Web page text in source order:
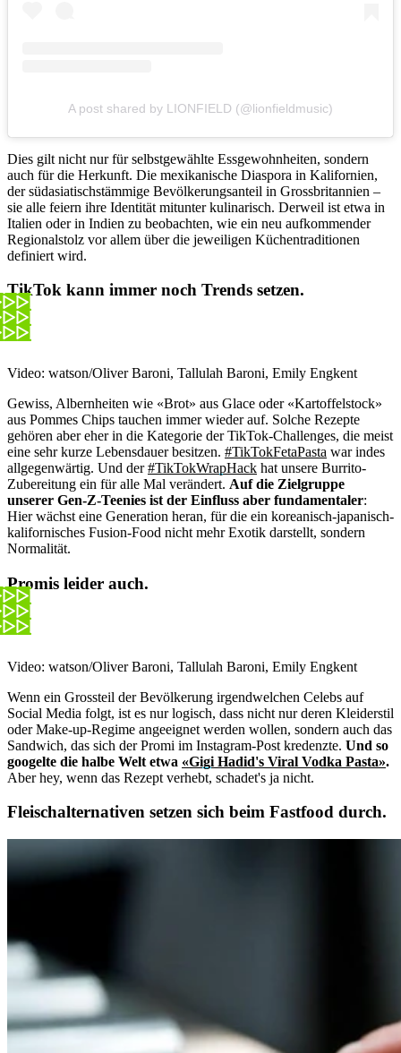
A post shared by LIONFIELD (@lionfieldmusic)
Dies gilt nicht nur für selbstgewählte Essgewohnheiten, sondern
auch für die Herkunft. Die mexikanische Diaspora in Kalifornien,
der südasiatischstämmige Bevölkerungsanteil in Grossbritannien –
sie alle feiern ihre Identität mitunter kulinarisch. Derweil ist etwa in
Italien oder in Indien zu beobachten, wie ein neu aufkommender
Regionalstolz vor allem über die jeweiligen Küchentraditionen
definiert wird.
TikTok kann immer noch Trends setzen.
Video: watson/Oliver Baroni, Tallulah Baroni, Emily Engkent
Gewiss, Albernheiten wie «Brot» aus Glace oder «Kartoffelstock»
aus Pommes Chips tauchen immer wieder auf. Solche Rezepte
gehören aber eher in die Kategorie der TikTok-Challenges, die meist
eine sehr kurze Lebensdauer besitzen. #TikTokFetaPasta war indes
allgegenwärtig. Und der#TikTokWrapHack hat unsere Burrito-
Zubereitung ein für alle Mal verändert. Auf die Zielgruppe
unserer Gen-Z-Teenies ist der Einfluss aber fundamentaler:
Hier wächst eine Generation heran, für die ein koreanisch-japanisch-
kalifornisches Fusion-Food nicht mehr Exotik darstellt, sondern
Normalität.
Promis leider auch.
Video: watson/Oliver Baroni, Tallulah Baroni, Emily Engkent
Wenn ein Grossteil der Bevölkerung irgendwelchen Celebs auf
Social Media folgt, ist es nur logisch, dass nicht nur deren Kleiderstil
oder Make-up-Regime angeeignet werden wollen, sondern auch das
Sandwich, das sich der Promi im Instagram-Post kredenzte. Und so
googelte die halbe Welt etwa «Gigi Hadid's Viral Vodka Pasta».
Aber hey, wenn das Rezept verhebt, schadet's ja nicht.
Fleischalternativen setzen sich beim Fastfood durch.